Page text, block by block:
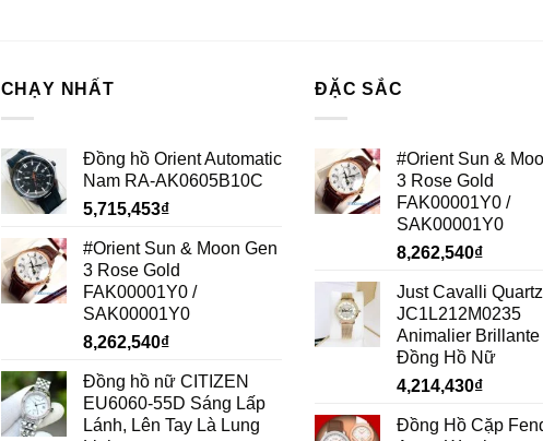
CHẠY NHẤT
Đồng hồ Orient Automatic
Nam RA-AK0605B10C
5,715,453₫
#Orient Sun & Moon Gen
3 Rose Gold
FAK00001Y0 /
SAK00001Y0
8,262,540₫
Đồng hồ nữ CITIZEN
EU6060-55D Sáng Lấp
Lánh, Lên Tay Là Lung
ĐẶC SẮC
#Orient Sun &
3 Rose Gold
FAK00001Y0 /
SAK00001Y0
8,262,540₫
Just Cavalli Quartz
JC1L212M0235
Animalier Brillante
Đồng Hồ Nữ
4,214,430₫
Đồng Hồ Cặp